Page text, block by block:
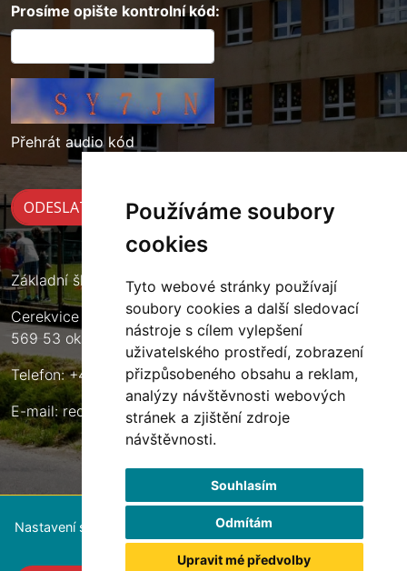
Používáme soubory
cookies
Tyto webové stránky používají
soubory cookies a další sledovací
nástroje s cílem vylepšení
uživatelského prostředí, zobrazení
přizpůsobeného obsahu a reklam,
analýzy návštěvnosti webových
stránek a zjištění zdroje
návštěvnosti.
Souhlasím
Odmítám
Upravit mé předvolby
Prosíme opište kontrolní kód:
Přehrát audio kód
Základní škola Cerekvice nad Loučnou
Cerekvice nad Loučnou 135
569 53 okres Svitavy
Telefon: +420 461 633 140
E-mail:reditel@zscerekvice.cz
Nastavení souborů cookie